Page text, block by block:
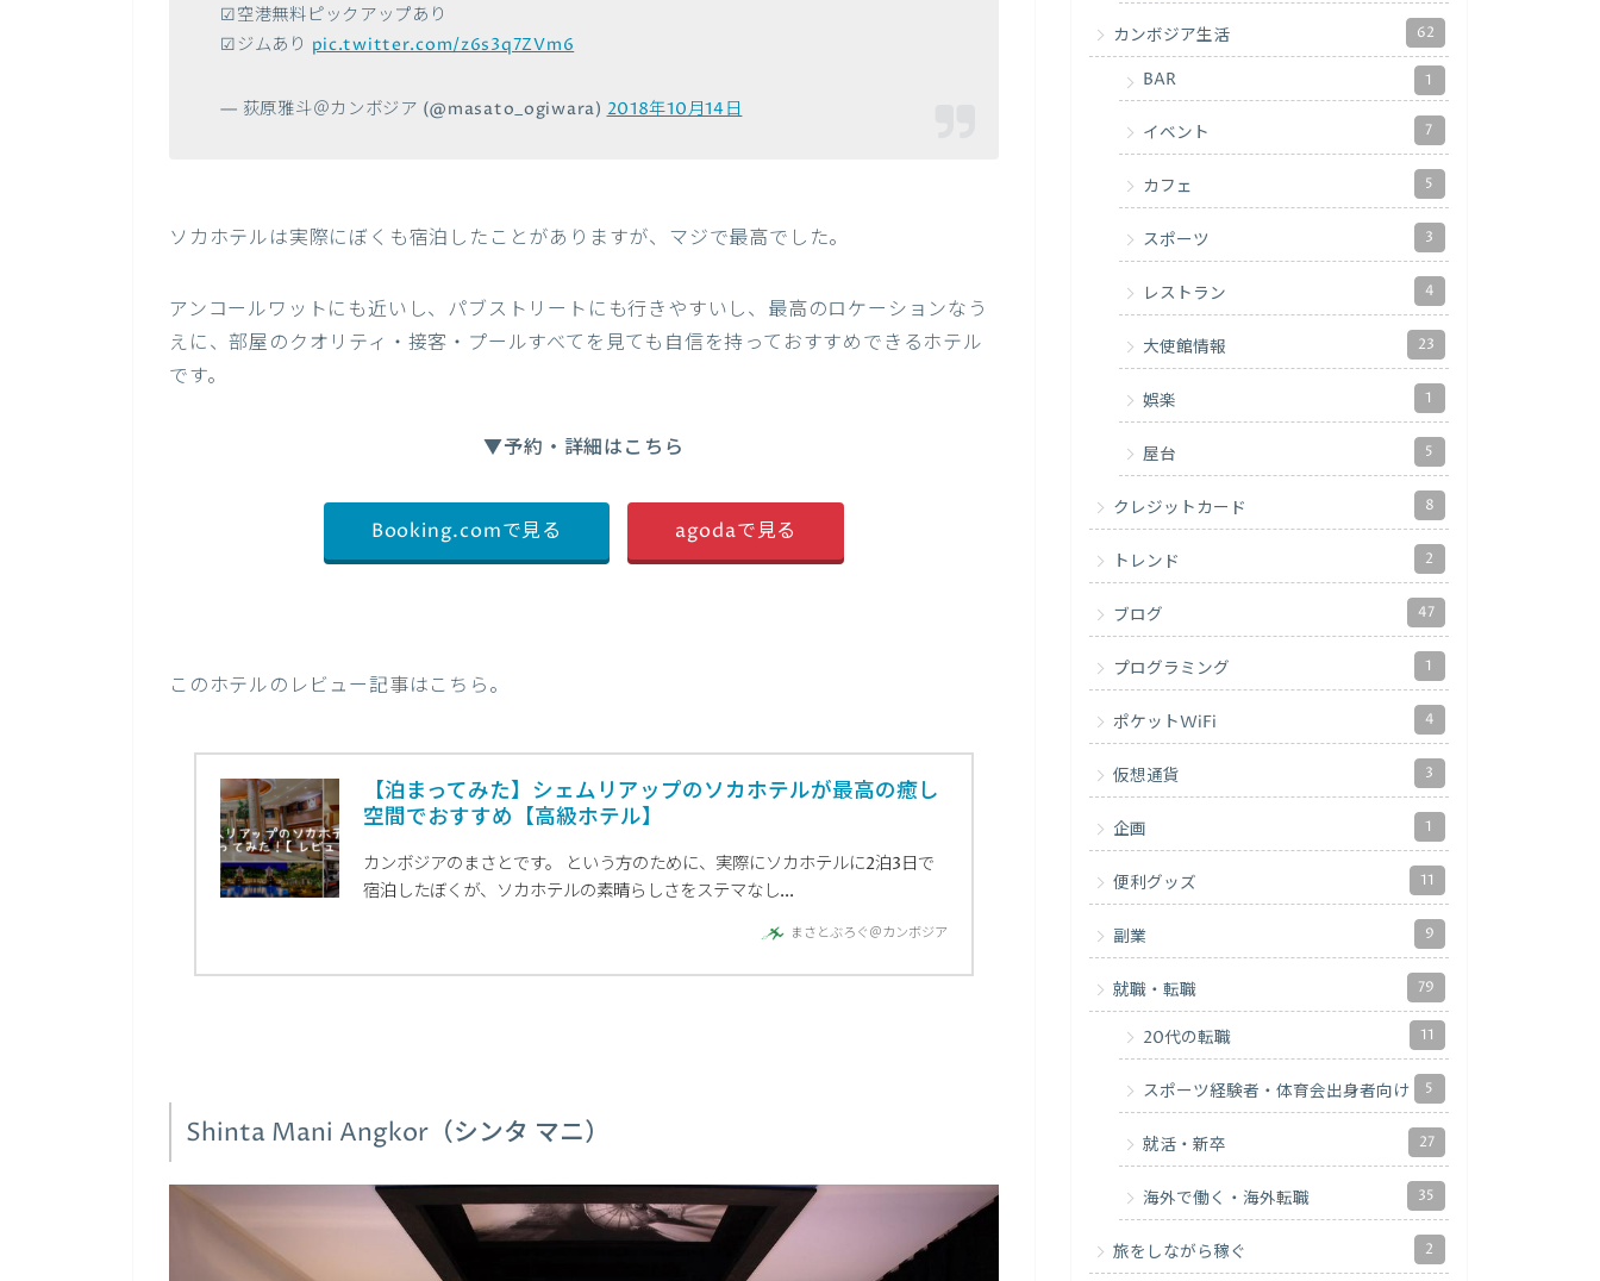
☑空港無料ピックアップあり
☑ジムあり pic.twitter.com/z6s3q7ZVm6
— 荻原雅斗＠カンボジア (@masato_ogiwara) 2018年10月14日
ソカホテルは実際にぼくも宿泊したことがありますが、マジで最高でした。
アンコールワットにも近いし、パブストリートにも行きやすいし、最高のロケーションなう
えに、部屋のクオリティ・接客・プールすべてを見ても自信を持っておすすめできるホテル
です。
▼予約・詳細はこちら
Booking.comで見る agodaで見る
このホテルのレビュー記事はこちら。
【泊まってみた】シェムリアップのソカホテルが最高の癒し
空間でおすすめ【高級ホテル】
カンボジアのまさとです。 という方のために、実際にソカホテルに2泊3日で
宿泊したぼくが、ソカホテルの素晴らしさをステマなし...
まさとぶろぐ＠カンボジア
Shinta Mani Angkor（シンタ マニ）
カンボジア生活 62
BAR 1
イベント 7
カフェ 5
スポーツ 3
レストラン 4
大使館情報 23
娯楽 1
屋台 5
クレジットカード 8
トレンド 2
ブログ 47
プログラミング 1
ポケットWiFi 4
仮想通貨 3
企画 1
便利グッズ 11
副業 9
就職・転職 79
20代の転職 11
スポーツ経験者・体育会出身者向け 5
就活・新卒 27
海外で働く・海外転職 35
旅をしながら稼ぐ 2